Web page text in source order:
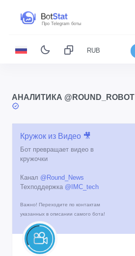
Про Telegram боты
RUB
АНАЛИТИКА @ROUND_ROBOT
Кружок из Видео 🎥
Бот превращает видео в
кружочки
Канал @Round_News
Техподдержка @IMC_tech
Важно! Переходите по контактам
указанных в описании самого бота!